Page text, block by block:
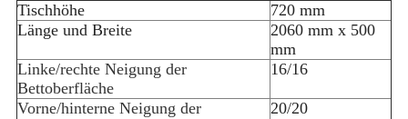
Tischhöhe
720 mm
Länge und Breite
2060 mm x 500
mm
Linke/rechte Neigung der
Bettoberfläche
16/16
Vorne/hinterne Neigung der
20/20